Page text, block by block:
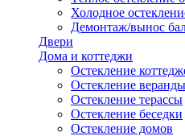
Холодное
Демонтаж/вынос
Двери
Дома и коттеджи
Остекление
Остекление веранды
Остекление терассы
Остекление беседки
Остекление домов